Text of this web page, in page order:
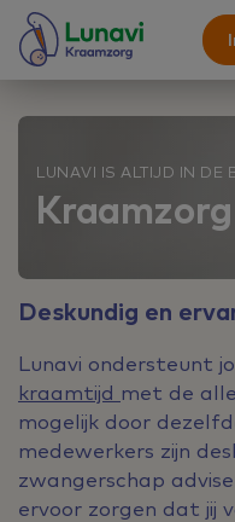
LUNAVI IS ALTIJD IN DE
Deskundig en
Lunavi ondersteunt
kraamtijd met de
mogelijk door
medewerkers zijn
zwangerschap
ervoor zorgen dat jij